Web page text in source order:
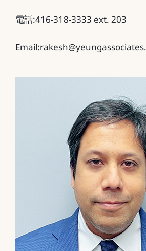
電話:416-318-3333 ext. 203